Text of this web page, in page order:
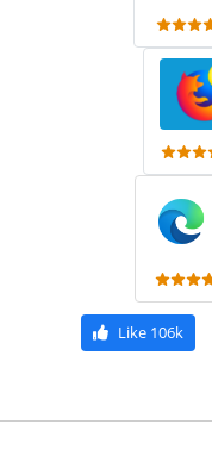
Like 106k